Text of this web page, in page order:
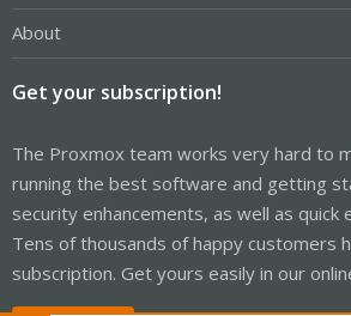
About
Get your subscription!
The Proxmox team works very hard to
running the best software and getting
security enhancements, as well as
Tens of thousands of happy customers
subscription. Get yours easily in our